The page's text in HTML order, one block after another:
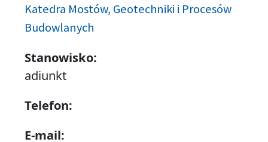
Katedra Mostów, Geotechniki i Procesów
Budowlanych
Stanowisko:
adiunkt
Telefon:
E-mail: